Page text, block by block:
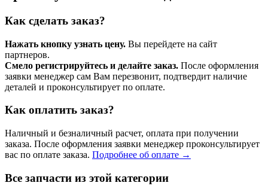
Как сделать заказ?
Нажать кнопку узнать цену. Вы перейдете на сайт
партнеров.
Смело регистрируйтесь и делайте заказ. После оформления
заявки менеджер сам Вам перезвонит, подтвердит наличие
деталей и проконсультирует по оплате.
Как оплатить заказ?
Наличный и безналичный расчет, оплата при получении
заказа. После оформления заявки менеджер проконсультирует
вас по оплате заказа. Подробнее об оплате →
Все запчасти из этой категории